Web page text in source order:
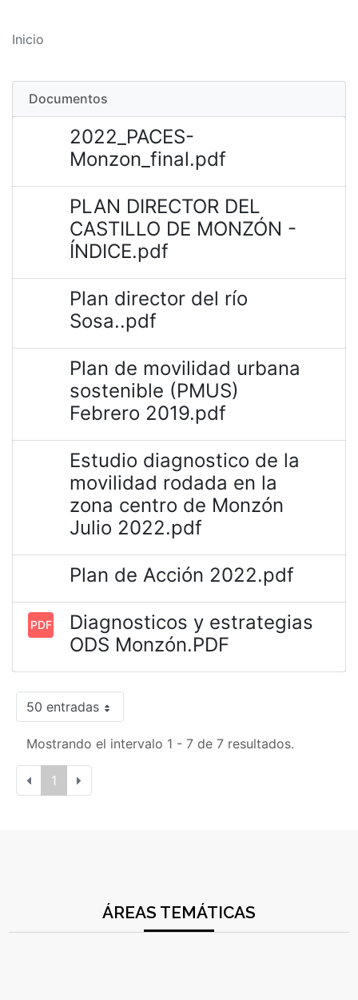
Inicio
Documentos
2022_PACES-
Monzon_final.pdf
PLAN DIRECTOR DEL
CASTILLO DE MONZÓN -
ÍNDICE.pdf
Plan director del río
Sosa..pdf
Plan de movilidad urbana
sostenible (PMUS)
Febrero 2019.pdf
Estudio diagnostico de la
movilidad rodada en la
zona centro de Monzón
Julio 2022.pdf
Plan de Acción 2022.pdf
PDF
Diagnosticos y estrategias
ODS Monzón.PDF
50 entradas
Mostrando el intervalo 1 - 7 de 7 resultados.
1
ÁREAS TEMÁTICAS